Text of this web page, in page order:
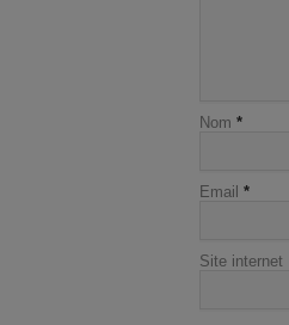
Nom *
Email *
Site internet